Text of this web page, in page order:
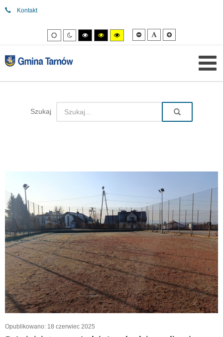
Kontakt
Tryb
domyślny
Tryb
nocny
Tryb
wysokiego
kontrastu
Tryb
wysokiego
kontrastu
Tryb
wysokiego
kontrastu
Mniejsza
czcionka
Domyślna
czcionka
Szukaj
Opublikowano: 18 czerwiec 2025